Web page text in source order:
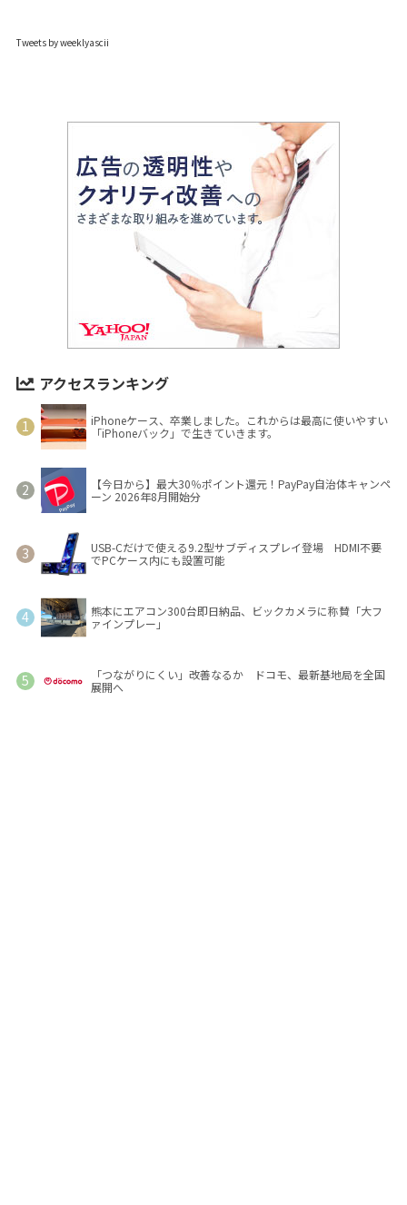
Tweets by weeklyascii
アクセスランキング
iPhoneケース、卒業しました。これからは最高に使いやすい
「iPhoneバック」で生きていきます。
【今日から】最大30％ポイント還元！PayPay自治体キャンペ
ーン 2026年8月開始分
USB-Cだけで使える9.2型サブディスプレイ登場 HDMI不要
でPCケース内にも設置可能
熊本にエアコン300台即日納品、ビックカメラに称賛「大フ
ァインプレー」
「つながりにくい」改善なるか ドコモ、最新基地局を全国
展開へ